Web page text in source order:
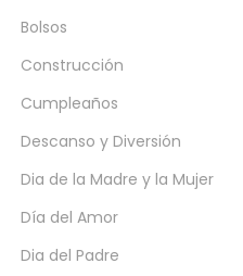
Bolsos
Construcción
Cumpleaños
Descanso y Diversión
Dia de la Madre y la Mujer
Día del Amor
Dia del Padre